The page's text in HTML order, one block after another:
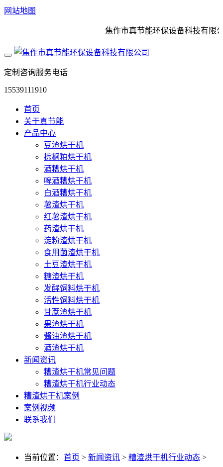
网站地图
焦作市真节能环保设备科技有限
定制咨询服务电话
15539111910
首页
关于真节能
产品中心
豆渣烘干机
棕榈粕烘干机
酒糟烘干机
啤酒糟烘干机
白酒糟烘干机
薯渣烘干机
红薯渣烘干机
药渣烘干机
淀粉渣烘干机
食用菌渣烘干机
土豆渣烘干机
糖渣烘干机
发酵饲料烘干机
活性饲料烘干机
甘蔗渣烘干机
果渣烘干机
酱油渣烘干机
酒渣烘干机
新闻资讯
糟渣烘干机常见问题
糟渣烘干机行业动态
糟渣烘干机案例
案例视频
联系我们
当前位置： 首页 > 新闻资讯 > 糟渣烘干机行业动态 >